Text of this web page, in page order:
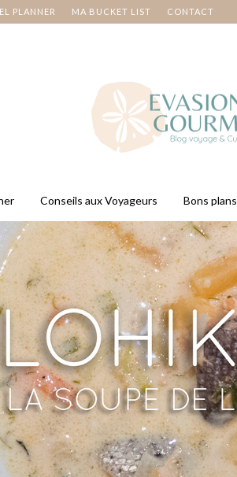
PLANNER MA BUCKET LIST CONTACT
Conseils aux Voyageurs Bons plans